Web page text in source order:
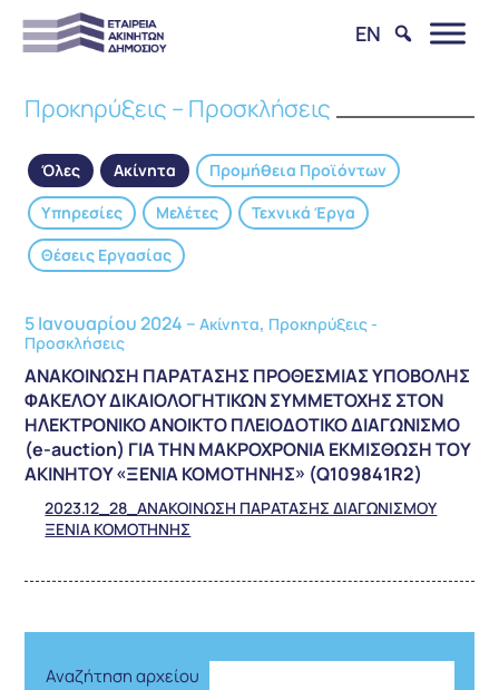
EN
Προκηρύξεις – Προσκλήσεις
Όλες Ακίνητα
Προμήθεια Προϊόντων
Υπηρεσίες
Μελέτες
Τεχνικά Έργα
Θέσεις Εργασίας
5 Ιανουαρίου 2024 –Ακίνητα, Προκηρύξεις -
Προσκλήσεις
ΑΝΑΚΟΙΝΩΣΗ ΠΑΡΑΤΑΣΗΣ ΠΡΟΘΕΣΜΙΑΣ ΥΠΟΒΟΛΗΣ
ΦΑΚΕΛΟΥ ΔΙΚΑΙΟΛΟΓΗΤΙΚΩΝ ΣΥΜΜΕΤΟΧΗΣ ΣΤΟΝ
ΗΛΕΚΤΡΟΝΙΚΟ ΑΝΟΙΚΤΟ ΠΛΕΙΟΔΟΤΙΚΟ ΔΙΑΓΩΝΙΣΜΟ
(e-auction) ΓΙΑ ΤΗΝ ΜΑΚΡΟΧΡΟΝΙΑ ΕΚΜΙΣΘΩΣΗ ΤΟΥ
ΑΚΙΝΗΤΟΥ «ΞΕΝΙΑ ΚΟΜΟΤΗΝΗΣ» (Q109841R2)
2023.12_28_ΑΝΑΚΟΙΝΩΣΗ ΠΑΡΑΤΑΣΗΣ ΔΙΑΓΩΝΙΣΜΟΥ
ΞΕΝΙΑ ΚΟΜΟΤΗΝΗΣ
Αναζήτηση αρχείου